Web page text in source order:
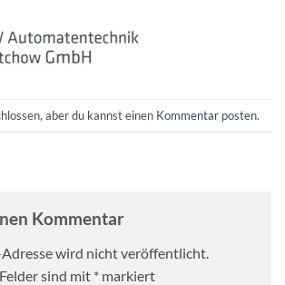
aber du kannst einen Kommentar posten.
Kommentar
wird nicht veröffentlicht.
sind mit * markiert